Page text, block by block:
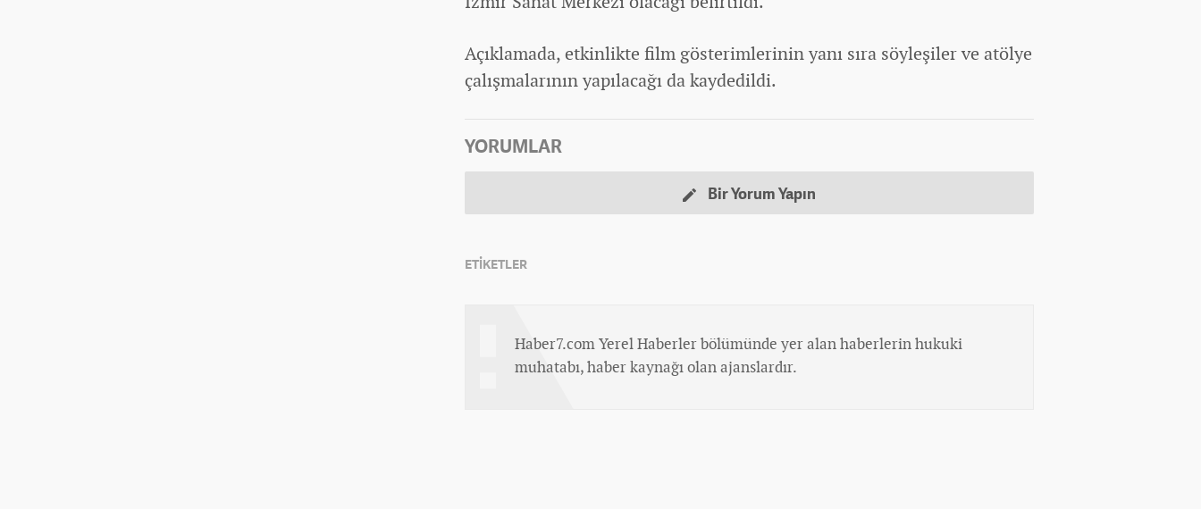
Açıklamada, etkinlikte film gösterimlerinin yanı sıra söyleşiler ve atölye
çalışmalarının yapılacağı da kaydedildi.
YORUMLAR
Bir Yorum Yapın
ETİKETLER
Haber7.com Yerel Haberler bölümünde yer alan haberlerin hukuki
muhatabı, haber kaynağı olan ajanslardır.